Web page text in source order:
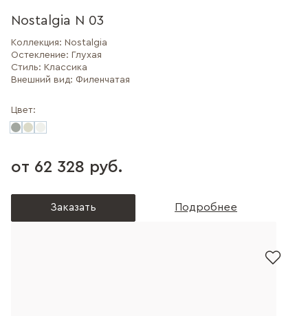
Nostalgia N 03
Коллекция: Nostalgia
Остекление: Глухая
Стиль: Классика
Внешний вид: Филенчатая
Цвет:
от 62 328 руб.
Заказать Подробнее